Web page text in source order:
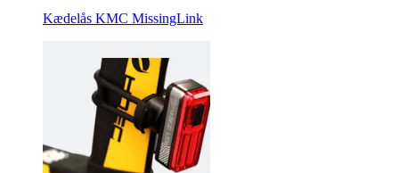
Kædelås KMC MissingLink